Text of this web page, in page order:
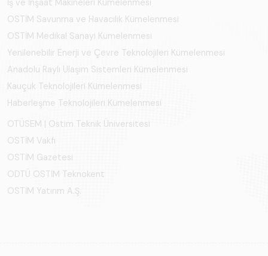
İş ve İnşaat Makineleri Kümelenmesi
OSTİM Savunma ve Havacılık Kümelenmesi
OSTİM Medikal Sanayi Kümelenmesi
Yenilenebilir Enerji ve Çevre Teknolojileri Kümelenmesi
Anadolu Raylı Ulaşım Sistemleri Kümelenmesi
Kauçuk Teknolojileri Kümelenmesi
Haberleşme Teknolojileri Kümelenmesi
OTÜSEM | Ostim Teknik Üniversitesi
OSTİM Vakfı
OSTİM Gazetesi
ODTÜ OSTİM Teknokent
OSTİM Yatırım A.Ş.